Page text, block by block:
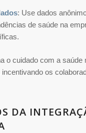
: Use dados
de saúde na
o cuidado com a
os
DA